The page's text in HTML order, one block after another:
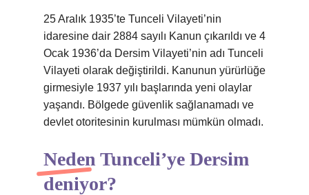
25 Aralık 1935’te Tunceli Vilayeti’nin
idaresine dair 2884 sayılı Kanun çıkarıldı ve 4
Ocak 1936’da Dersim Vilayeti’nin adı Tunceli
Vilayeti olarak değiştirildi. Kanunun yürürlüğe
girmesiyle 1937 yılı başlarında yeni olaylar
yaşandı. Bölgede güvenlik sağlanamadı ve
devlet otoritesinin kurulması mümkün olmadı.
Neden Tunceli’ye Dersim
deniyor?